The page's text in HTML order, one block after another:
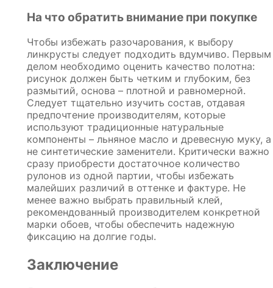
На что обратить внимание при покупке
Чтобы избежать разочарования, к выбору
линкрусты следует подходить вдумчиво. Первым
делом необходимо оценить качество полотна:
рисунок должен быть четким и глубоким, без
размытий, основа – плотной и равномерной.
Следует тщательно изучить состав, отдавая
предпочтение производителям, которые
используют традиционные натуральные
компоненты – льняное масло и древесную муку, а
не синтетические заменители. Критически важно
сразу приобрести достаточное количество
рулонов из одной партии, чтобы избежать
малейших различий в оттенке и фактуре. Не
менее важно выбрать правильный клей,
рекомендованный производителем конкретной
марки обоев, чтобы обеспечить надежную
фиксацию на долгие годы.
Заключение